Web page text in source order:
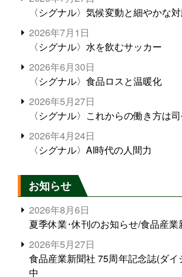
〈シグナル〉気候変動と細やかな
2026年7月1日
〈シグナル〉水を飲むサッカー
2026年6月30日
〈シグナル〉食品ロスと温暖化
2026年5月27日
〈シグナル〉これからの働き方は
2026年4月24日
〈シグナル〉AI時代の人間力
お知らせ
2026年8月6日
夏季休業･休刊のお知らせ/食品産業
2026年5月27日
食品産業新聞社 75周年記念誌(ダ
中